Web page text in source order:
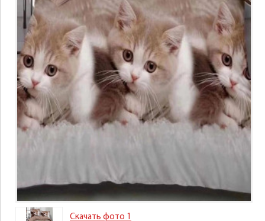
Скачать фото 1